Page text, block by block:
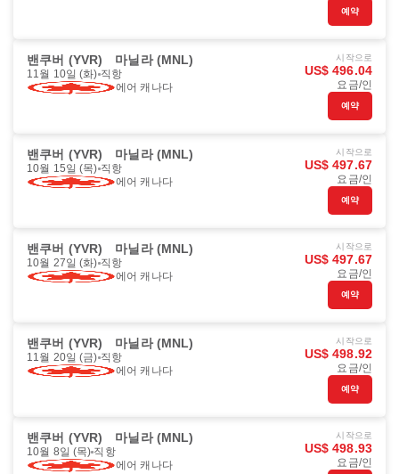
예약
밴쿠버 (YVR) 마닐라 (MNL)
11월 10일 (화) 직항
에어 캐나다
시작으로
US$ 496.04
요금/인
예약
밴쿠버 (YVR) 마닐라 (MNL)
10월 15일 (목) 직항
에어 캐나다
시작으로
US$ 497.67
요금/인
예약
밴쿠버 (YVR) 마닐라 (MNL)
10월 27일 (화) 직항
에어 캐나다
시작으로
US$ 497.67
요금/인
예약
밴쿠버 (YVR) 마닐라 (MNL)
11월 20일 (금) 직항
에어 캐나다
시작으로
US$ 498.92
요금/인
예약
밴쿠버 (YVR) 마닐라 (MNL)
10월 8일 (목) 직항
에어 캐나다
시작으로
US$ 498.93
요금/인